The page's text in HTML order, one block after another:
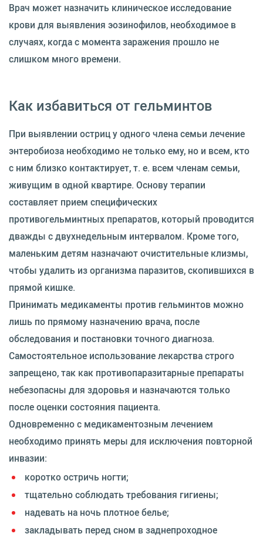
Врач может назначить клиническое исследование
крови для выявления эозинофилов, необходимое в
случаях, когда с момента заражения прошло не
слишком много времени.
Как избавиться от гельминтов
При выявлении остриц у одного члена семьи лечение
энтеробиоза необходимо не только ему, но и всем, кто
с ним близко контактирует, т. е. всем членам семьи,
живущим в одной квартире. Основу терапии
составляет прием специфических
противогельминтных препаратов, который проводится
дважды с двухнедельным интервалом. Кроме того,
маленьким детям назначают очистительные клизмы,
чтобы удалить из организма паразитов, скопившихся в
прямой кишке.
Принимать медикаменты против гельминтов можно
лишь по прямому назначению врача, после
обследования и постановки точного диагноза.
Самостоятельное использование лекарства строго
запрещено, так как противопаразитарные препараты
небезопасны для здоровья и назначаются только
после оценки состояния пациента.
Одновременно с медикаментозным лечением
необходимо принять меры для исключения повторной
инвазии:
коротко остричь ногти;
тщательно соблюдать требования гигиены;
надевать на ночь плотное белье;
закладывать перед сном в заднепроходное